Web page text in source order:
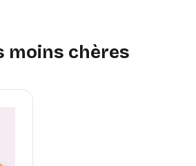
moins chères